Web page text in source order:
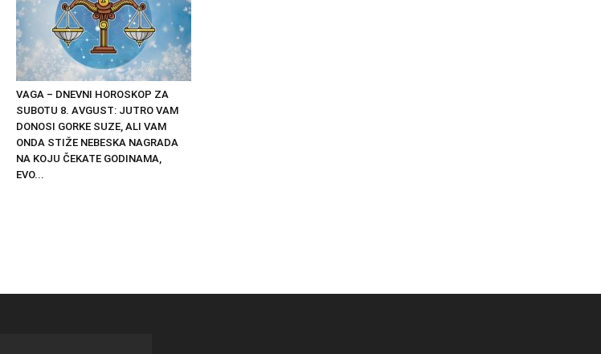
VAGA – DNEVNI HOROSKOP ZA
SUBOTU 8. AVGUST: JUTRO VAM
DONOSI GORKE SUZE, ALI VAM
ONDA STIŽE NEBESKA NAGRADA
NA KOJU ČEKATE GODINAMA,
EVO...